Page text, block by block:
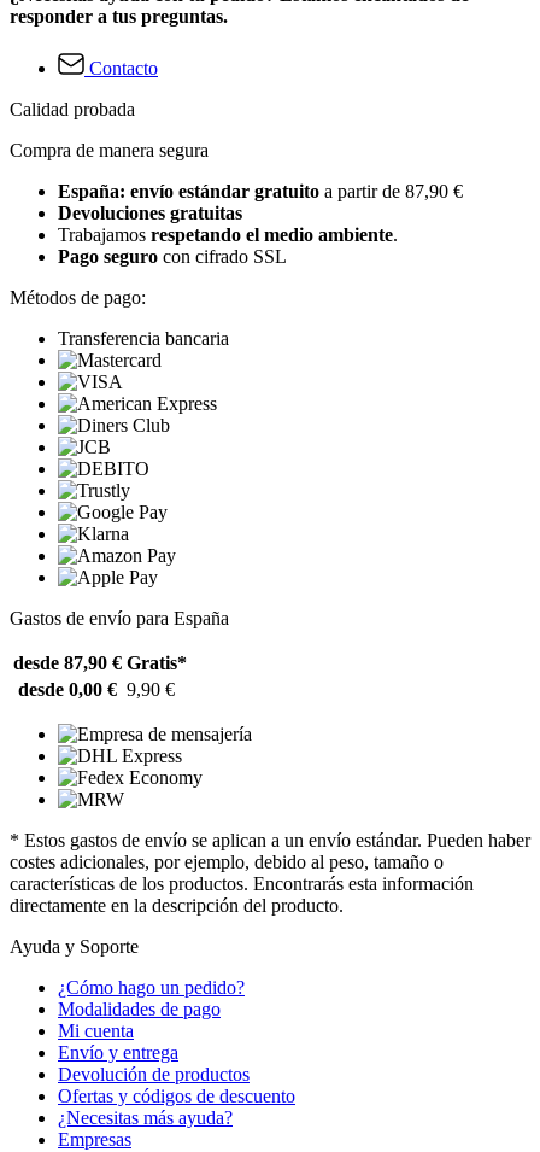
responder a tus preguntas.
Contacto
Calidad probada
Compra de manera segura
España: envío estándar gratuito a partir de 87,90 €
Devoluciones gratuitas
Trabajamos respetando el medio ambiente.
Pago seguro con cifrado SSL
Métodos de pago:
Transferencia bancaria
Gastos de envío para España
desde 87,90 € Gratis*
desde 0,00 € 9,90 €
* Estos gastos de envío se aplican a un envío estándar. Pueden haber
costes adicionales, por ejemplo, debido al peso, tamaño o
características de los productos. Encontrarás esta información
directamente en la descripción del producto.
Ayuda y Soporte
¿Cómo hago un pedido?
Modalidades de pago
Mi cuenta
Envío y entrega
Devolución de productos
Ofertas y códigos de descuento
¿Necesitas más ayuda?
Empresas